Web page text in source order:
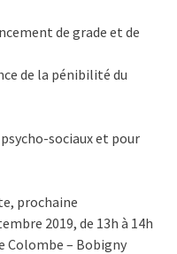
de grade et de
de la pénibilité du
sociaux et pour
prochaine
2019, de 13h à 14h
Colombe – Bobigny